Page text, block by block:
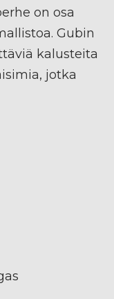
on osa
Gubin
kalusteita
jotka